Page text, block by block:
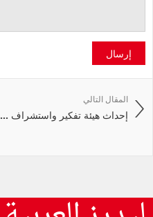
إرسال
المقال التالي
إحداث هيئة تفكير واستشراف ...